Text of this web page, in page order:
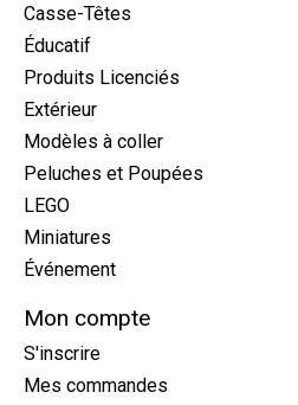
Casse-Têtes
Éducatif
Produits Licenciés
Extérieur
Modèles à coller
Peluches et Poupées
LEGO
Miniatures
Événement
Mon compte
S'inscrire
Mes commandes